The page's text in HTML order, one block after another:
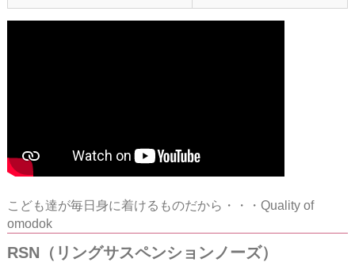
こども達が毎日身に着けるものだから・・・Quality of
omodok
RSN（リングサスペンションノーズ）